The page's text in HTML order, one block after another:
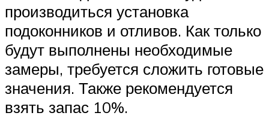
производиться установка
подоконников и отливов. Как только
будут выполнены необходимые
замеры, требуется сложить готовые
значения. Также рекомендуется
взять запас 10%.